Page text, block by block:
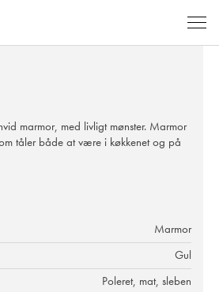
marmor, med livligt mønster. Marmor
tåler både at være i køkkenet og på
Marmor
Gul
Poleret, mat, sleben